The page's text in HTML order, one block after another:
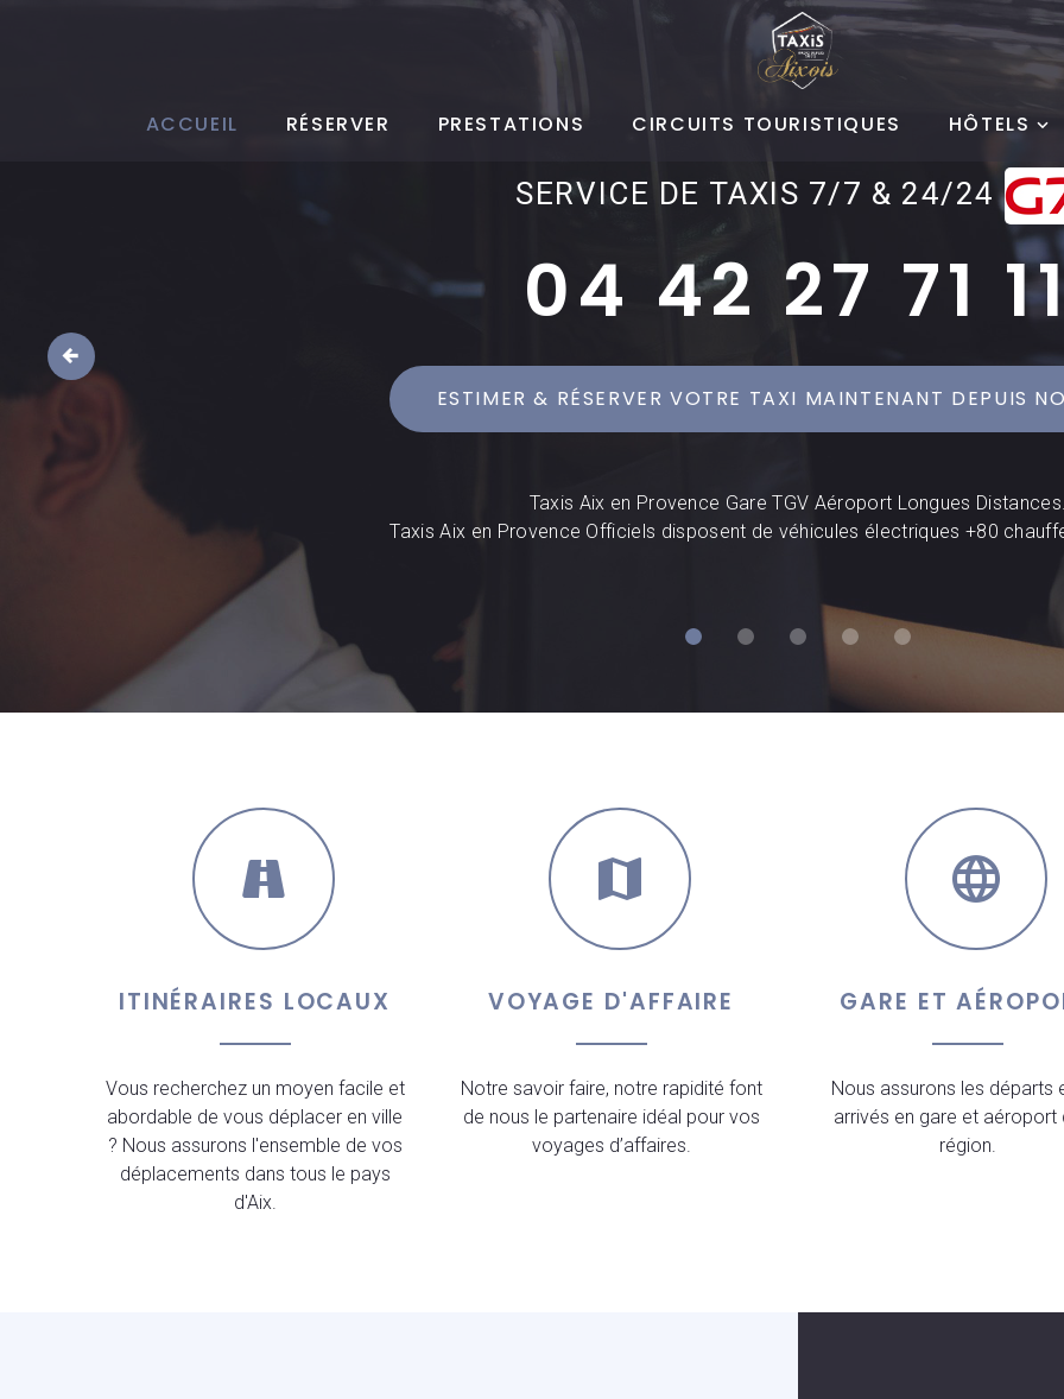
ACCUEIL RÉSERVER PRESTATIONS CIRCUITS TOURISTIQUES HÔTELS
SERVICE DE TAXIS 7/7 & 24/24
04 42 27 71
ESTIMER & RÉSERVER VOTRE TAXI MAINTENANT DEPUIS
Taxis Aix en Provence Gare TGV Aéroport Longues Distances.
Taxis Aix en Provence Officiels disposent de véhicules électriques +80
ITINÉRAIRES LOCAUX
Vous recherchez un moyen facile et
abordable de vous déplacer en ville
? Nous assurons l'ensemble de vos
déplacements dans tous le pays
d'Aix.
VOYAGE D'AFFAIRE
Notre savoir faire, notre rapidité font
de nous le partenaire idéal pour vos
voyages d’affaires.
GARE ET
Nous assurons les départs
arrivés en gare et aéroport
région.